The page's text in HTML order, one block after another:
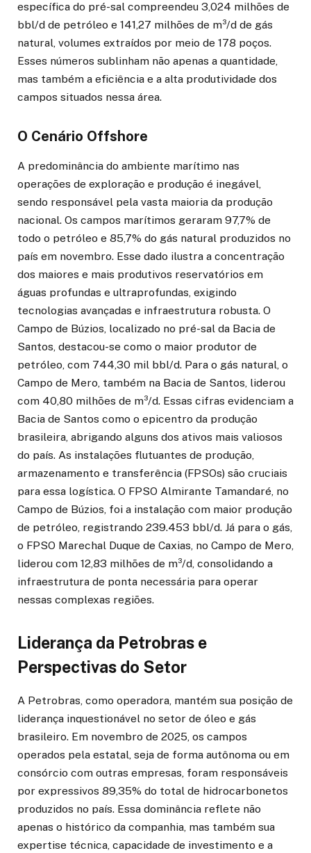
específica do pré-sal compreendeu 3,024 milhões de
bbl/d de petróleo e 141,27 milhões de m³/d de gás
natural, volumes extraídos por meio de 178 poços.
Esses números sublinham não apenas a quantidade,
mas também a eficiência e a alta produtividade dos
campos situados nessa área.
O Cenário Offshore
A predominância do ambiente marítimo nas
operações de exploração e produção é inegável,
sendo responsável pela vasta maioria da produção
nacional. Os campos marítimos geraram 97,7% de
todo o petróleo e 85,7% do gás natural produzidos no
país em novembro. Esse dado ilustra a concentração
dos maiores e mais produtivos reservatórios em
águas profundas e ultraprofundas, exigindo
tecnologias avançadas e infraestrutura robusta. O
Campo de Búzios, localizado no pré-sal da Bacia de
Santos, destacou-se como o maior produtor de
petróleo, com 744,30 mil bbl/d. Para o gás natural, o
Campo de Mero, também na Bacia de Santos, liderou
com 40,80 milhões de m³/d. Essas cifras evidenciam a
Bacia de Santos como o epicentro da produção
brasileira, abrigando alguns dos ativos mais valiosos
do país. As instalações flutuantes de produção,
armazenamento e transferência (FPSOs) são cruciais
para essa logística. O FPSO Almirante Tamandaré, no
Campo de Búzios, foi a instalação com maior produção
de petróleo, registrando 239.453 bbl/d. Já para o gás,
o FPSO Marechal Duque de Caxias, no Campo de Mero,
liderou com 12,83 milhões de m³/d, consolidando a
infraestrutura de ponta necessária para operar
nessas complexas regiões.
Liderança da Petrobras e
Perspectivas do Setor
A Petrobras, como operadora, mantém sua posição de
liderança inquestionável no setor de óleo e gás
brasileiro. Em novembro de 2025, os campos
operados pela estatal, seja de forma autônoma ou em
consórcio com outras empresas, foram responsáveis
por expressivos 89,35% do total de hidrocarbonetos
produzidos no país. Essa dominância reflete não
apenas o histórico da companhia, mas também sua
expertise técnica, capacidade de investimento e a